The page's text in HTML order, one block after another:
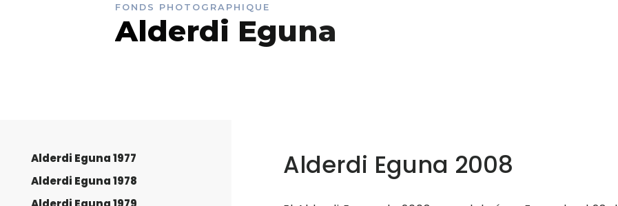
FONDS PHOTOGRAPHIQUE
Alderdi Eguna
Alderdi Eguna 1977
Alderdi Eguna 1978
Alderdi Eguna 2008